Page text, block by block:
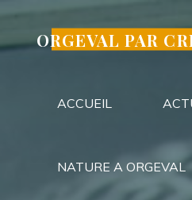
Aller
contenu
ORGEVAL PAR
ACCUEIL
NATURE A ORGEVAL